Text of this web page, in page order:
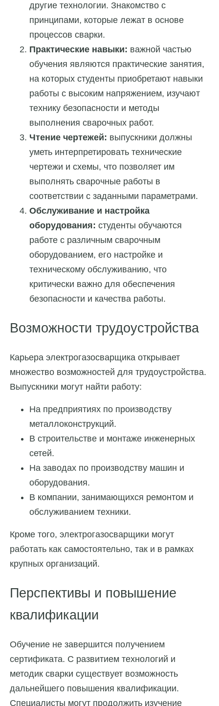
другие технологии. Знакомство с
принципами, которые лежат в основе
процессов сварки.
Практические навыки: важной частью
обучения являются практические занятия,
на которых студенты приобретают навыки
работы с высоким напряжением, изучают
технику безопасности и методы
выполнения сварочных работ.
Чтение чертежей: выпускники должны
уметь интерпретировать технические
чертежи и схемы, что позволяет им
выполнять сварочные работы в
соответствии с заданными параметрами.
Обслуживание и настройка
оборудования: студенты обучаются
работе с различным сварочным
оборудованием, его настройке и
техническому обслуживанию, что
критически важно для обеспечения
безопасности и качества работы.
Возможности трудоустройства
Карьера электрогазосварщика открывает
множество возможностей для трудоустройства.
Выпускники могут найти работу:
На предприятиях по производству
металлоконструкций.
В строительстве и монтаже инженерных
сетей.
На заводах по производству машин и
оборудования.
В компании, занимающихся ремонтом и
обслуживанием техники.
Кроме того, электрогазосварщики могут
работать как самостоятельно, так и в рамках
крупных организаций.
Перспективы и повышение
квалификации
Обучение не завершится получением
сертификата. С развитием технологий и
методик сварки существует возможность
дальнейшего повышения квалификации.
Специалисты могут продолжить изучение